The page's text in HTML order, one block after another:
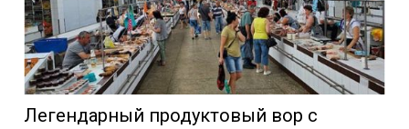
Легендарный продуктовый вор с